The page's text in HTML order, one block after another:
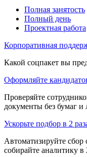
Полная занятость
Полный день
Проектная работа
Корпоративная
Какой соцпакет вы
Оформляйте
Проверяйте
документы без бумаг и
Ускорьте подбор в 2
Автоматизируйте сбор
собирайте аналитику в